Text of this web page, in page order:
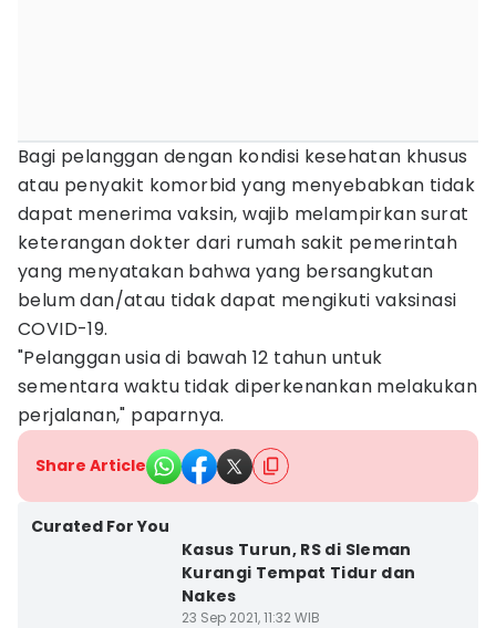
Bagi pelanggan dengan kondisi kesehatan khusus
atau penyakit komorbid yang menyebabkan tidak
dapat menerima vaksin, wajib melampirkan surat
keterangan dokter dari rumah sakit pemerintah
yang menyatakan bahwa yang bersangkutan
belum dan/atau tidak dapat mengikuti vaksinasi
COVID-19.
"Pelanggan usia di bawah 12 tahun untuk
sementara waktu tidak diperkenankan melakukan
perjalanan," paparnya.
Share Article
Curated For You
Kasus Turun, RS di Sleman
Kurangi Tempat Tidur dan
Nakes
23 Sep 2021, 11:32 WIB